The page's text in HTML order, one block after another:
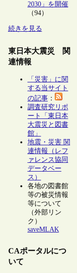
2030」を開催
（94）
続きを見る
東日本大震災 関
連情報
「災害」に関
する当サイト
の記事：
調査研究リポ
ート「東日本
大震災と図書
館」
地震・災害 関
連情報（レフ
ァレンス協同
データベー
ス）
各地の図書館
等の被災情報
等について
（外部リン
ク）
saveMLAK
CAポータルにつ
いて